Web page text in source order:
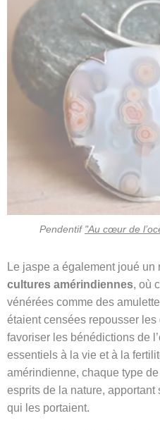
Pendentif "Au cœur de
Le jaspe a également joué
cultures amérindiennes, où
vénérées comme des
étaient censées repousser
favoriser les bénédictions de
essentiels à la vie et à la
amérindienne, chaque type
esprits de la nature,
qui les portaient.